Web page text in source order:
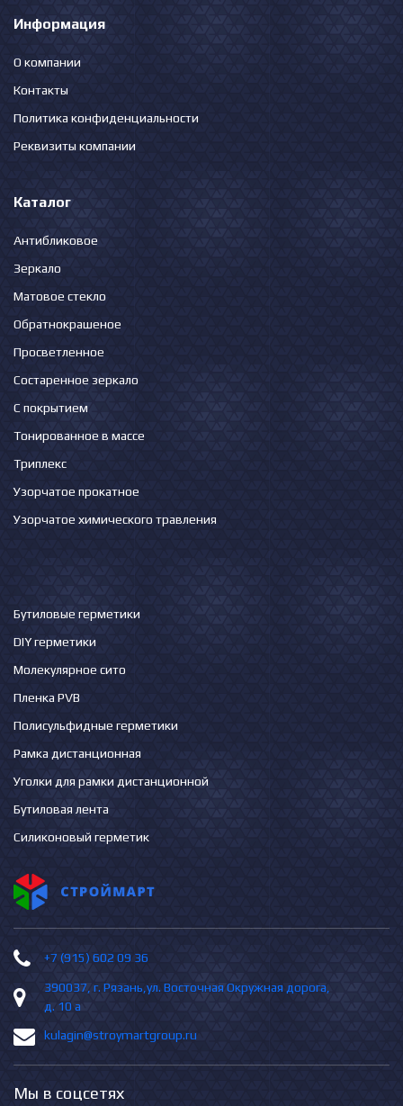
Информация
О компании
Контакты
Политика конфиденциальности
Реквизиты компании
Каталог
Антибликовое
Зеркало
Матовое стекло
Обратнокрашеное
Просветленное
Состаренное зеркало
С покрытием
Тонированное в массе
Триплекс
Узорчатое прокатное
Узорчатое химического травления
Бутиловые герметики
DIY герметики
Молекулярное сито
Пленка PVB
Полисульфидные герметики
Рамка дистанционная
Уголки для рамки дистанционной
Бутиловая лента
Силиконовый герметик
+7 (915) 602 09 36
390037, г. Рязань,ул. Восточная Окружная дорога,
д. 10 а
kulagin@stroymartgroup.ru
Мы в соцсетях